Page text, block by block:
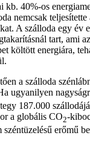
40%-os
nemcsak
A szálloda egy év
tart, ami
költött energiára,
a szálloda
ugyanilyen
187.000
a globális CO2-
erőmű